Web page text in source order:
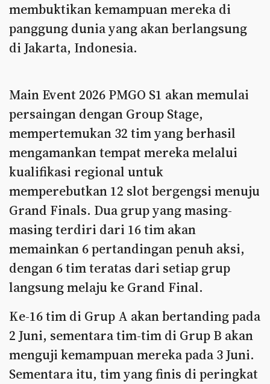
membuktikan kemampuan mereka di
panggung dunia yang akan berlangsung
di Jakarta, Indonesia.
Main Event 2026 PMGO S1 akan memulai
persaingan dengan Group Stage,
mempertemukan 32 tim yang berhasil
mengamankan tempat mereka melalui
kualifikasi regional untuk
memperebutkan 12 slot bergengsi menuju
Grand Finals. Dua grup yang masing-
masing terdiri dari 16 tim akan
memainkan 6 pertandingan penuh aksi,
dengan 6 tim teratas dari setiap grup
langsung melaju ke Grand Final.
Ke-16 tim di Grup A akan bertanding pada
2 Juni, sementara tim-tim di Grup B akan
menguji kemampuan mereka pada 3 Juni.
Sementara itu, tim yang finis di peringkat